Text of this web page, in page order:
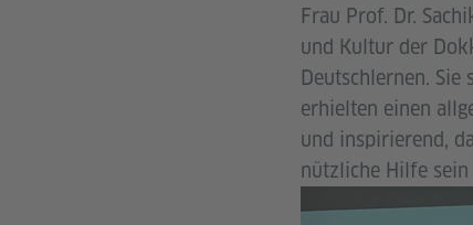
Frau Prof. Dr.
und Kultur der
Deutschlernen. Sie
erhielten einen
und inspirierend,
nützliche Hilfe sein